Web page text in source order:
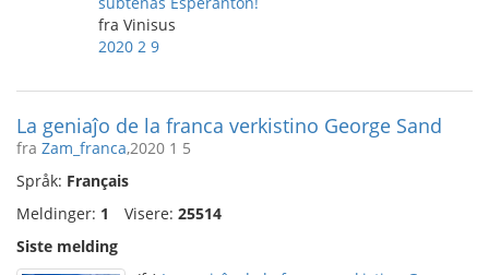
fra Vinisus
2020 2 9
La geniaĵo de la franca verkistino George Sand
fra Zam_franca,2020 1 5
Språk: Français
Meldinger: 1 Visere: 25514
Siste melding